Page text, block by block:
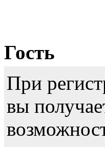
Гость
При
вы